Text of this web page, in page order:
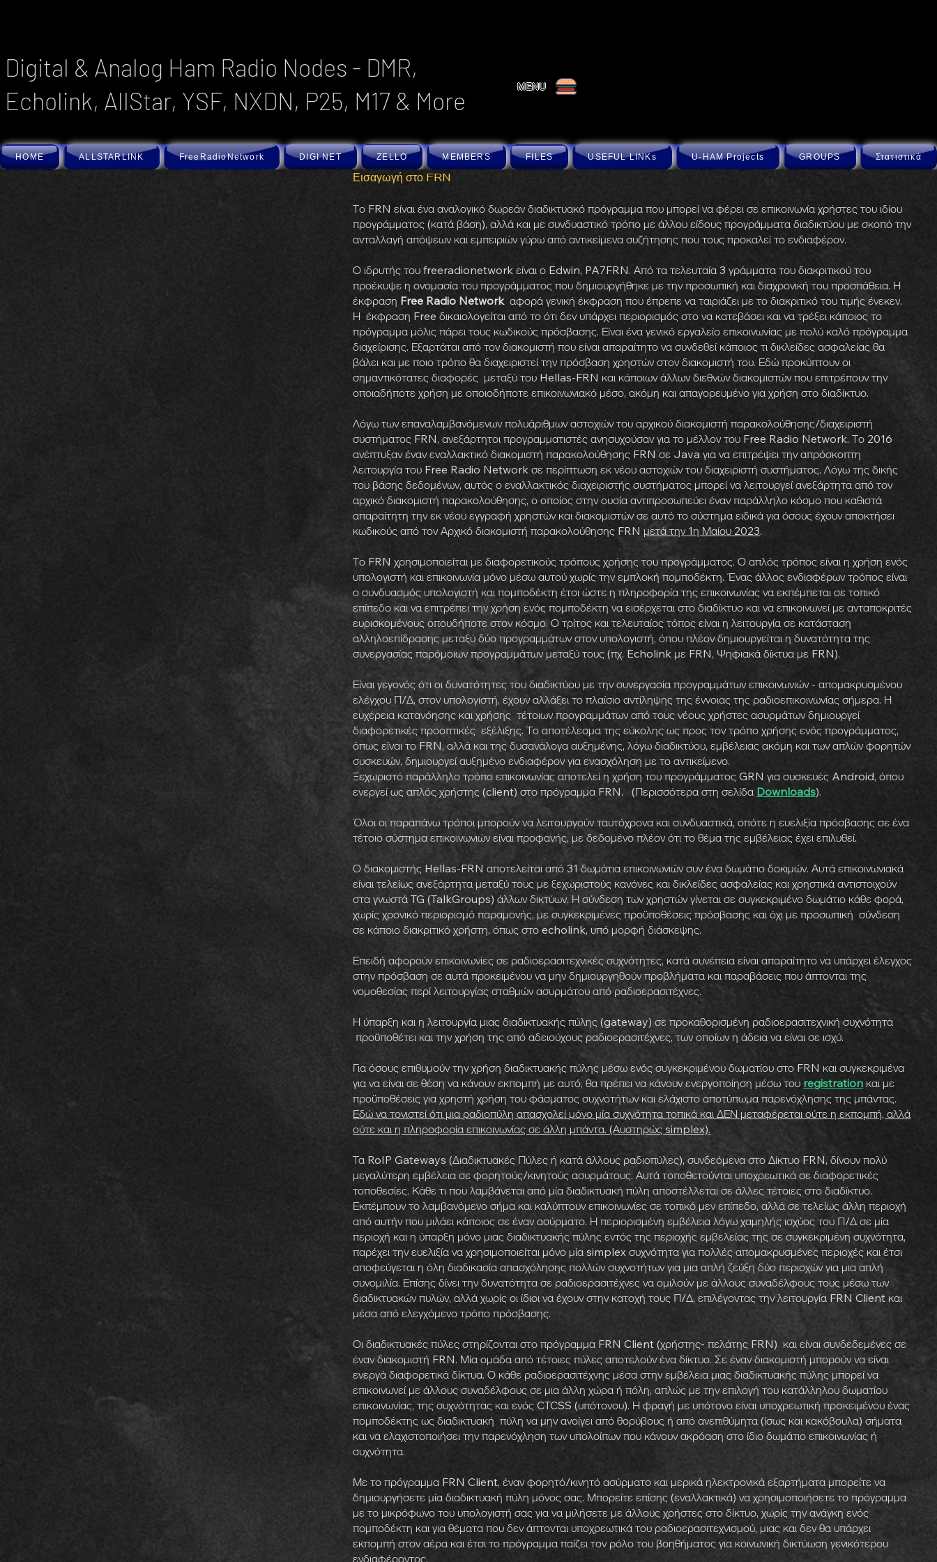
HOME ALLSTARLINK FreeRadioNetwork DIGI NET ZELLO MEMBERS FILES USEFUL LINKs U-HAM Projects GROUPS Στατιστικά
Digital & Analog Ham Radio Nodes - DMR,
Echolink, AllStar, YSF, NXDN, P25, M17 & More
MENU
Εισαγωγή στο FRN
Το FRN είναι ένα αναλογικό δωρεάν διαδικτυακό πρόγραμμα που μπορεί να φέρει σε επικοινωνία χρήστες του ιδίου
προγράμματος (κατά βάση), αλλά και με συνδυαστικό τρόπο με άλλου είδους προγράμματα διαδικτύου με σκοπό την
ανταλλαγή απόψεων και εμπειριών γύρω από αντικείμενα συζήτησης που τους προκαλεί το ενδιαφέρον.
Ο ιδρυτής του freeradionetwork είναι ο Edwin, PA7FRN. Από τα τελευταία 3 γράμματα του διακριτικού του
προέκυψε η ονομασία του προγράμματος που δημιουργήθηκε με την προσωπική και διαχρονική του προσπάθεια. Η
έκφραση Free Radio Networkαφορά γενική έκφραση που έπρεπε να ταιριάζει με το διακριτικό του τιμής ένεκεν.
Η έκφραση Free δικαιολογείται από το ότι δεν υπάρχει περιορισμός στο να κατεβάσει και να τρέξει κάποιος το
πρόγραμμα μόλις πάρει τους κωδικούς πρόσβασης. Είναι ένα γενικό εργαλείο επικοινωνίας με πολύ καλό πρόγραμμα
διαχείρισης. Εξαρτάται από τον διακομιστή που είναι απαραίτητο να συνδεθεί κάποιος τι δικλείδες ασφαλείας θα
βάλει και με ποιο τρόπο θα διαχειριστεί την πρόσβαση χρηστών στον διακομιστή του. Εδώ προκύπτουν οι
σημαντικότατες διαφορές μεταξύ του Hellas-FRN και κάποιων άλλων διεθνών διακομιστών που επιτρέπουν την
οποιαδήποτε χρήση με οποιοδήποτε επικοινωνιακό μέσο, ακόμη και απαγορευμένο για χρήση στο διαδίκτυο.
Λόγω των επαναλαμβανόμενων πολυάριθμων αστοχιών του αρχικού διακομιστή παρακολούθησης/διαχειριστή
συστήματος FRN, ανεξάρτητοι προγραμματιστές ανησυχούσαν για το μέλλον του Free Radio Network. Το 2016
ανέπτυξαν έναν εναλλακτικό διακομιστή παρακολούθησης FRN σε Java για να επιτρέψει την απρόσκοπτη
λειτουργία του Free Radio Network σε περίπτωση εκ νέου αστοχιών του διαχειριστή συστήματος. Λόγω της δικής
του βάσης δεδομένων, αυτός ο εναλλακτικός διαχειριστής συστήματος μπορεί να λειτουργεί ανεξάρτητα από τον
αρχικό διακομιστή παρακολούθησης, ο οποίος στην ουσία αντιπροσωπεύει έναν παράλληλο κόσμο που καθιστά
απαραίτητη την εκ νέου εγγραφή χρηστών και διακομιστών σε αυτό το σύστημα ειδικά για όσους έχουν αποκτήσει
κωδικούς από τον Αρχικό διακομιστή παρακολούθησης FRN μετά την 1η Μαίου 2023.
Το FRN χρησιμοποιείται με διαφορετικούς τρόπους χρήσης του προγράμματος. Ο απλός τρόπος είναι η χρήση ενός
υπολογιστή και επικοινωνία μόνο μέσω αυτού χωρίς την εμπλοκή πομποδέκτη. Ένας άλλος ενδιαφέρων τρόπος είναι
ο συνδυασμός υπολογιστή και πομποδέκτη έτσι ώστε η πληροφορία της επικοινωνίας να εκπέμπεται σε τοπικό
επίπεδο και να επιτρέπει την χρήση ενός πομποδέκτη να εισέρχεται στο διαδίκτυο και να επικοινωνεί με ανταποκριτές
ευρισκομένους οπουδήποτε στον κόσμο. Ο τρίτος και τελευταίος τόπος είναι η λειτουργία σε κατάσταση
αλληλοεπίδρασης μεταξύ δύο προγραμμάτων στον υπολογιστή, όπου πλέον δημιουργείται η δυνατότητα της
συνεργασίας παρόμοιων προγραμμάτων μεταξύ τους (πχ. Echolink με FRN, Ψηφιακά δίκτυα με FRN).
Είναι γεγονός ότι οι δυνατότητες του διαδικτύου με την συνεργασία προγραμμάτων επικοινωνιών - απομακρυσμένου
ελέγχου Π/Δ, στον υπολογιστή, έχουν αλλάξει το πλαίσιο αντίληψης της έννοιας της ραδιοεπικοινωνίας σήμερα. Η
ευχέρεια κατανόησης και χρήσης τέτοιων προγραμμάτων από τους νέους χρήστες ασυρμάτων δημιουργεί
διαφορετικές προοπτικές εξέλιξης. Το αποτέλεσμα της εύκολης ως προς τον τρόπο χρήσης ενός προγράμματος,
όπως είναι το FRN, αλλά και της δυσανάλογα αυξημένης, λόγω διαδικτύου, εμβέλειας ακόμη και των απλών φορητών
συσκευών, δημιουργεί αυξημένο ενδιαφέρον για ενασχόληση με το αντικείμενο.
Ξεχωριστό παράλληλο τρόπο επικοινωνίας αποτελεί η χρήση του προγράμματος GRN για συσκευές Android, όπου
ενεργεί ως απλός χρήστης (client) στο πρόγραμμα FRN. (Περισσότερα στη σελίδα Downloads).
Όλοι οι παραπάνω τρόποι μπορούν να λειτουργούν ταυτόχρονα και συνδυαστικά, οπότε η ευελιξία πρόσβασης σε ένα
τέτοιο σύστημα επικοινωνιών είναι προφανής, με δεδομένο πλέον ότι το θέμα της εμβέλειας έχει επιλυθεί.
Ο διακομιστής Hellas-FRN αποτελείται από 31 δωμάτια επικοινωνιών συν ένα δωμάτιο δοκιμών. Αυτά επικοινωνιακά
είναι τελείως ανεξάρτητα μεταξύ τους με ξεχωριστούς κανόνες και δικλείδες ασφαλείας και χρηστικά αντιστοιχούν
στα γνωστά TG (TalkGroups) άλλων δικτύων. Η σύνδεση των χρηστών γίνεται σε συγκεκριμένο δωμάτιο κάθε φορά,
χωρίς χρονικό περιορισμό παραμονής, με συγκεκριμένες προϋποθέσεις πρόσβασης και όχι με προσωπική σύνδεση
σε κάποιο διακριτικό χρήστη, όπως στο echolink, υπό μορφή διάσκεψης.
Επειδή αφορούν επικοινωνίες σε ραδιοερασιτεχνικές συχνότητες, κατά συνέπεια είναι απαραίτητο να υπάρχει έλεγχος
στην πρόσβαση σε αυτά προκειμένου να μην δημιουργηθούν προβλήματα και παραβάσεις που άπτονται της
νομοθεσίας περί λειτουργίας σταθμών ασυρμάτου από ραδιοερασιτέχνες.
Η ύπαρξη και η λειτουργία μιας διαδικτυακής πύλης (gateway) σε προκαθορισμένη ραδιοερασιτεχνική συχνότητα
προϋποθέτει και την χρήση της από αδειούχους ραδιοερασιτέχνες, των οποίων η άδεια να είναι σε ισχύ.
Για όσους επιθυμούν την χρήση διαδικτυακής πύλης μέσω ενός συγκεκριμένου δωματίου στο FRN και συγκεκριμένα
για να είναι σε θέση να κάνουν εκπομπή με αυτό, θα πρέπει να κάνουν ενεργοποίηση μέσω του registration και με
προϋποθέσεις για χρηστή χρήση του φάσματος συχνοτήτων και ελάχιστο αποτύπωμα παρενόχλησης της μπάντας.
Εδώ να τονιστεί ότι μια ραδιοπύλη απασχολεί μόνο μία συχνότητα τοπικά και ΔΕΝ μεταφέρεται ούτε η εκπομπή, αλλά
ούτε και η πληροφορία επικοινωνίας σε άλλη μπάντα. (Αυστηρώς simplex).
Τα RoIP Gateways (Διαδικτυακές Πύλες ή κατά άλλους ραδιοπύλες), συνδεόμενα στο Δίκτυο FRN, δίνουν πολύ
μεγαλύτερη εμβέλεια σε φορητούς/κινητούς ασυρμάτους. Αυτά τοποθετούνται υποχρεωτικά σε διαφορετικές
τοποθεσίες. Κάθε τι που λαμβάνεται από μία διαδικτυακή πύλη αποστέλλεται σε άλλες τέτοιες στο διαδίκτυο.
Εκπέμπουν το λαμβανόμενο σήμα και καλύπτουν επικοινωνίες σε τοπικό μεν επίπεδο, αλλά σε τελείως άλλη περιοχή
από αυτήν που μιλάει κάποιος σε έναν ασύρματο. Η περιορισμένη εμβέλεια λόγω χαμηλής ισχύος του Π/Δ σε μία
περιοχή και η ύπαρξη μόνο μιας διαδικτυακής πύλης εντός της περιοχής εμβελείας της σε συγκεκριμένη συχνότητα,
παρέχει την ευελιξία να χρησιμοποιείται μόνο μία simplex συχνότητα για πολλές απομακρυσμένες περιοχές και έτσι
αποφεύγεται η όλη διαδικασία απασχόλησης πολλών συχνοτήτων για μια απλή ζεύξη δύο περιοχών για μια απλή
συνομιλία. Επίσης δίνει την δυνατότητα σε ραδιοερασιτέχνες να ομιλούν με άλλους συναδέλφους τους μέσω των
διαδικτυακών πυλών, αλλά χωρίς οι ίδιοι να έχουν στην κατοχή τους Π/Δ, επιλέγοντας την λειτουργία FRN Client και
μέσα από ελεγχόμενο τρόπο πρόσβασης.
Οι διαδικτυακές πύλες στηρίζονται στο πρόγραμμα FRN Client (χρήστης- πελάτης FRN) και είναι συνδεδεμένες σε
έναν διακομιστή FRN. Μία ομάδα από τέτοιες πύλες αποτελούν ένα δίκτυο. Σε έναν διακομιστή μπορούν να είναι
ενεργά διαφορετικά δίκτυα. Ο κάθε ραδιοερασιτέχνης μέσα στην εμβέλεια μιας διαδικτυακής πύλης μπορεί να
επικοινωνεί με άλλους συναδέλφους σε μια άλλη χώρα ή πόλη, απλώς με την επιλογή του κατάλληλου δωματίου
επικοινωνίας, της συχνότητας και ενός CTCSS (υπότονου). Η φραγή με υπότονο είναι υποχρεωτική πρoκειμένου ένας
πομποδέκτης ως διαδικτυακή πύλη να μην ανοίγει από θορύβους ή από ανεπιθύμητα (ίσως και κακόβουλα) σήματα
και να ελαχιστοποιήσει την παρενόχληση των υπολοίπων που κάνουν ακρόαση στο ίδιο δωμάτιο επικοινωνίας ή
συχνότητα.
Με το πρόγραμμα FRN Client, έναν φορητό/κινητό ασύρματο και μερικά ηλεκτρονικά εξαρτήματα μπορείτε να
δημιουργήσετε μία διαδικτυακή πύλη μόνος σας. Μπορείτε επίσης (εναλλακτικά) να χρησιμοποιήσετε το πρόγραμμα
με το μικρόφωνο του υπολογιστή σας για να μιλήσετε με άλλους χρήστες στο δίκτυο, χωρίς την ανάγκη ενός
πομποδέκτη και για θέματα που δεν άπτονται υποχρεωτικά του ραδιοερασιτεχνισμού, μιας και δεν θα υπάρχει
εκπομπή στον αέρα και έτσι το πρόγραμμα παίζει τον ρόλο του βοηθήματος για κοινωνική δικτύωση γενικότερου
ενδιαφέροντος.